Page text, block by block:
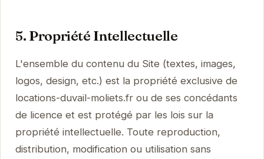
5. Propriété Intellectuelle
L'ensemble du contenu du Site (textes, images,
logos, design, etc.) est la propriété exclusive de
locations-duvail-moliets.fr ou de ses concédants
de licence et est protégé par les lois sur la
propriété intellectuelle. Toute reproduction,
distribution, modification ou utilisation sans